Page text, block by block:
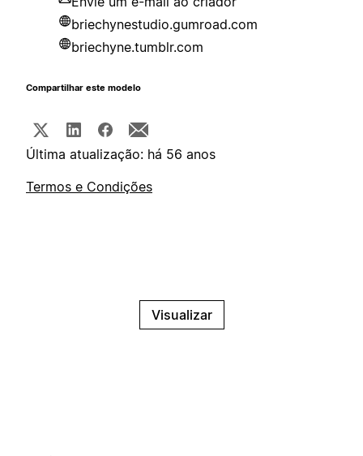
briechynestudio.gumroad.com
briechyne.tumblr.com
Compartilhar este modelo
Última atualização: há 56 anos
Termos e Condições
Visualizar